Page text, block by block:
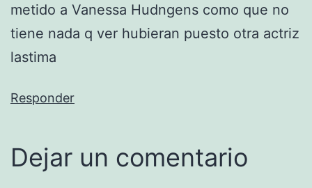
metido a Vanessa Hudngens como que no
tiene nada q ver hubieran puesto otra actriz
lastima
Responder
Dejar un comentario